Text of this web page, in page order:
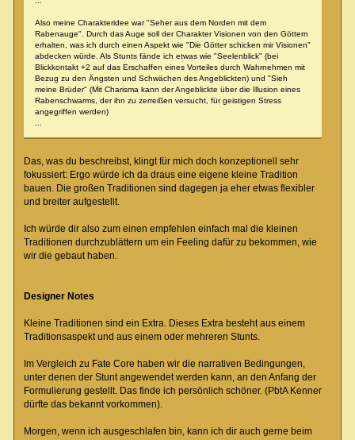
Also meine Charakteridee war "Seher aus dem Norden mit dem
Rabenauge". Durch das Auge soll der Charakter Visionen von den Göttern
erhalten, was ich durch einen Aspekt wie "Die Götter schicken mir Visionen"
abdecken würde. Als Stunts fände ich etwas wie "Seelenblick" (bei
Blickkontakt +2 auf das Erschaffen eines Vorteiles durch Wahrnehmen mit
Bezug zu den Ängsten und Schwächen des Angeblickten) und "Sieh
meine Brüder" (Mit Charisma kann der Angeblickte über die Illusion eines
Rabenschwarms, der ihn zu zerreißen versucht, für geistigen Stress
angegriffen werden)
Das, was du beschreibst, klingt für mich doch konzeptionell sehr
fokussiert: Ergo würde ich da draus eine eigene kleine Tradition
bauen. Die großen Traditionen sind dagegen ja eher etwas flexibler
und breiter aufgestellt.
Ich würde dir also zum einen empfehlen einfach mal die kleinen
Traditionen durchzublättern um ein Feeling dafür zu bekommen, wie
wir die gebaut haben.
Designer Notes
Kleine Traditionen sind ein Extra. Dieses Extra besteht aus einem
Traditionsaspekt und aus einem oder mehreren Stunts.
Im Vergleich zu Fate Core haben wir die narrativen Bedingungen,
unter denen der Stunt angewendet werden kann, an den Anfang der
Formulierung gestellt. Das finde ich persönlich schöner. (PbtA Kenner
dürfte das bekannt vorkommen).
Morgen, wenn ich ausgeschlafen bin, kann ich dir auch gerne beim